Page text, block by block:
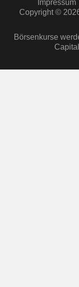
Impressum
Copyright ©
Börsenkurse